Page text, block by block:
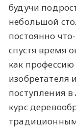
будучи
небольшой
постоянно
спустя время
как
поступления
курс